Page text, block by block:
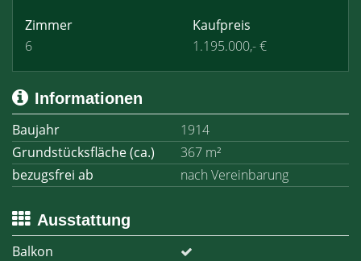
Zimmer
6
Kaufpreis
1.195.000,- €
Informationen
Baujahr
1914
Grundstücksfläche (ca.)
367 m²
bezugsfrei ab
nach Vereinbarung
Ausstattung
Balkon